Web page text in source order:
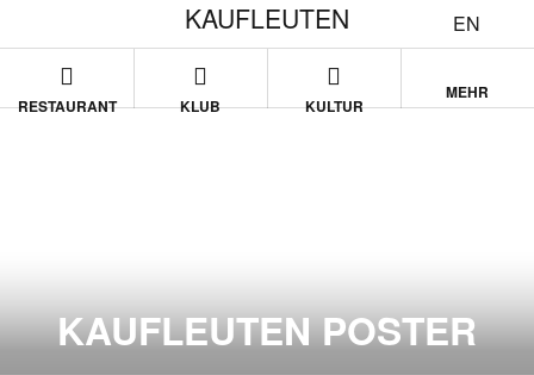
EN
KAUFLEUTEN
RESTAURANT KLUB KULTUR
MEHR
KAUFLEUTEN POSTER